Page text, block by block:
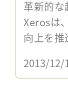
革新的
Xerosは
向上を
2013/12/